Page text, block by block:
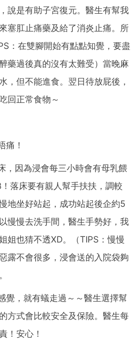
說是有助子宮復元。醫生有幫我
塞肛止痛藥及給了消炎止痛。所
：在雙腳開始有點點知覺，要盡
藥過後真的沒有太難受）當晚麻
，但不能進食。翌日待放屁後，
回正常食物～
痛！
，因為浸會每三小時會有母乳餵
落床要有親人幫手扶扶，調較
地坐好站起，成功站起後企約5
慢慢去洗手間，醫生手勢好，我
姐也猜不透XD。（TIPS：慢慢
露不會很多，浸會送的入院袋夠
覺，就有蟻走過～～醫生選擇幫
方式會比較安全及保險。醫生每
！安心！